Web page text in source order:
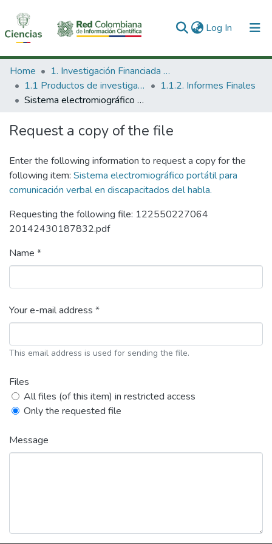
Log In (current)
Communities & Collections
All of DSpace
Home
1. Investigación Financiada con Recursos Públicos
1.1 Productos de investigación
1.1.2. Informes Finales
Sistema electromiográfico portátil para comunicación verbal en discapacitados del habla.
Request a copy of the file
Enter the following information to request a copy for the
following item: Sistema electromiográfico portátil para
comunicación verbal en discapacitados del habla.
Requesting the following file: 122550227064
20142430187832.pdf
Name *
Your e-mail address *
This email address is used for sending the file.
Files
All files (of this item) in restricted access
Only the requested file
Message